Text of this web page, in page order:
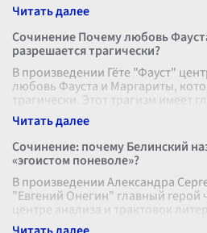
Сочинение Почему любовь
разрешается трагически?
В произведении Гёте "Фауст"
любовь Фауста и Маргариты,
трагически. Этот трагизм имеет
заложенные как в характерах гер
Сочинение: почему Белинский
«эгоистом поневоле»?
В произведении Александра
"Евгений Онегин" главный герой
центре анализа и трактовок
Одним из самых известных